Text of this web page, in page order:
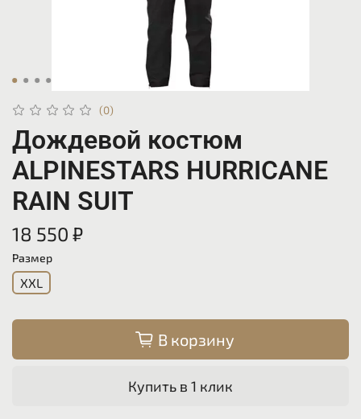
(0)
Дождевой костюм
ALPINESTARS HURRICANE
RAIN SUIT
18 550 ₽
Размер
XXL
В корзину
Купить в 1 клик